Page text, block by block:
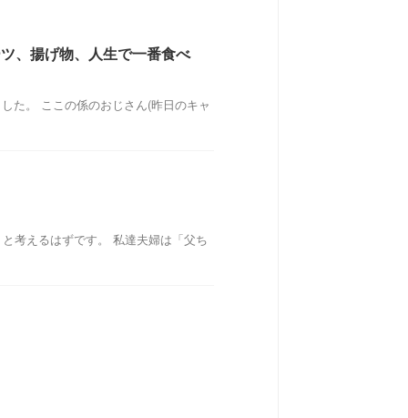
、揚げ物、人生で一番食べ
た。 ここの係のおじさん(昨日のキャ
考えるはずです。 私達夫婦は「父ち